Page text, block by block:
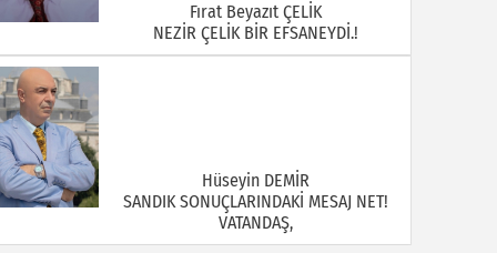
Fırat Beyazıt ÇELİK
NEZİR ÇELİK BİR EFSANEYDİ.!
Hüseyin DEMİR
SANDIK SONUÇLARINDAKİ MESAJ NET!
VATANDAŞ,